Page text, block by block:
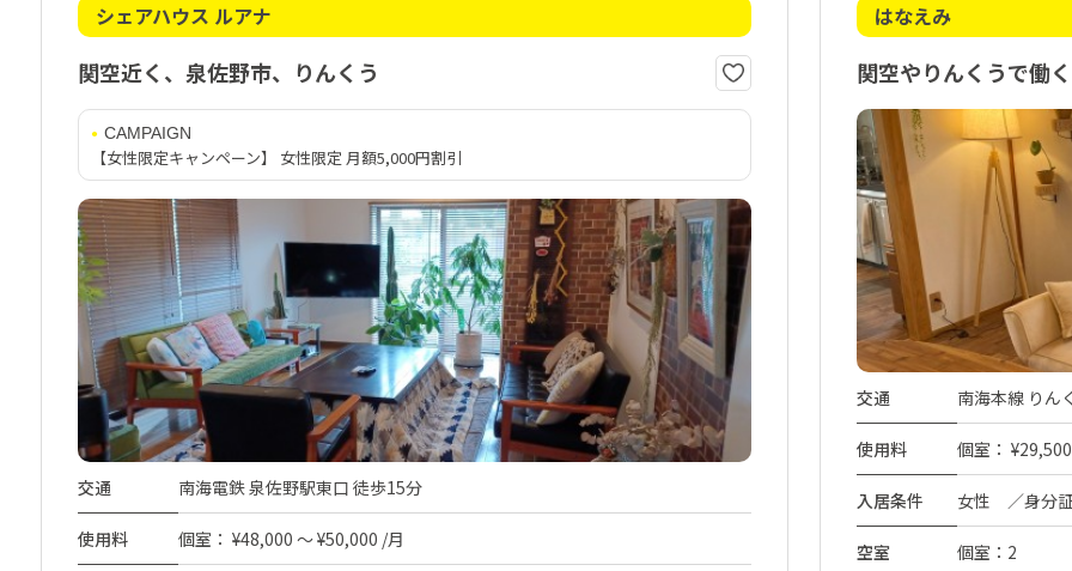
シェアハウス ルアナ
関空近く、泉佐野市、りんくう
CAMPAIGN
【女性限定キャンペーン】 女性限定 月額5,000円割引
交通 南海電鉄 泉佐野駅東口 徒歩15分
使用料 個室： ¥48,000 ～ ¥50,000 /月
はなえみ
関空やりんくうで働
交通 南海本線 りん
使用料 個室：
入居条件 女性 ／身分証
空室 個室：2